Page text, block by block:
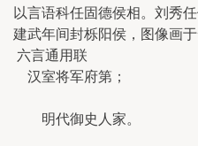
以言语科任固德侯相。刘秀
建武年间封栎阳侯，图像画于
六言通用联
汉室将军府第；
明代御史人家。